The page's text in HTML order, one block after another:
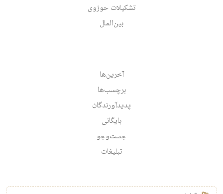
تشکیلات حوزوی
بین‌الملل
آخرین‌ها
برچسب‌ها
پدیدآورندگان
بایگانی
جست‌وجو
تبلیغات